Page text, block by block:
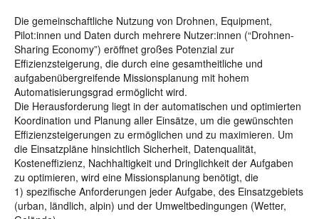
Die gemeinschaftliche Nutzung von Drohnen, Equipment,
Pilot:innen und Daten durch mehrere Nutzer:innen (“Drohnen-
Sharing Economy”) eröffnet großes Potenzial zur
Effizienzsteigerung, die durch eine gesamtheitliche und
aufgabenübergreifende Missionsplanung mit hohem
Automatisierungsgrad ermöglicht wird.
Die Herausforderung liegt in der automatischen und optimierten
Koordination und Planung aller Einsätze, um die gewünschten
Effizienzsteigerungen zu ermöglichen und zu maximieren. Um
die Einsatzpläne hinsichtlich Sicherheit, Datenqualität,
Kosteneffizienz, Nachhaltigkeit und Dringlichkeit der Aufgaben
zu optimieren, wird eine Missionsplanung benötigt, die
1) spezifische Anforderungen jeder Aufgabe, des Einsatzgebiets
(urban, ländlich, alpin) und der Umweltbedingungen (Wetter,